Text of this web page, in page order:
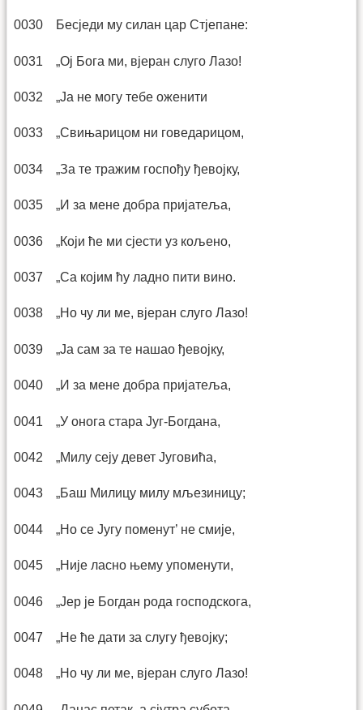
0030 Бесједи му силан цар Стјепане:
0031 „Ој Бога ми, вјеран слуго Лазо!
0032 „Ја не могу тебе оженити
0033 „Свињарицом ни говедарицом,
0034 „За те тражим госпођу ђевојку,
0035 „И за мене добра пријатеља,
0036 „Који ће ми сјести уз кољено,
0037 „Са којим ћу ладно пити вино.
0038 „Но чу ли ме, вјеран слуго Лазо!
0039 „Ја сам за те нашао ђевојку,
0040 „И за мене добра пријатеља,
0041 „У онога стара Југ-Богдана,
0042 „Милу сеју девет Југовића,
0043 „Баш Милицу милу мљезиницу;
0044 „Но се Југу поменут’ не смије,
0045 „Није ласно њему упоменути,
0046 „Јер је Богдан рода господскога,
0047 „Не ће дати за слугу ђевојку;
0048 „Но чу ли ме, вјеран слуго Лазо!